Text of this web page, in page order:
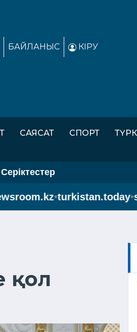
БАЙЛАНЫС КІРУ
САЯСАТ СПОРТ
Серіктестер
•turkistan.today•
қол